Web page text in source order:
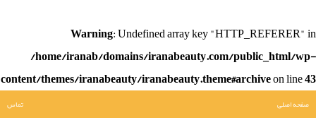
Warning: Undefined array key "HTTP_REFERER" in
/home/iranab/domains/iranabeauty.com/public_html/wp-
content/themes/iranabeauty/iranabeauty.theme#archiveon line43
صفحه اصلی تماس